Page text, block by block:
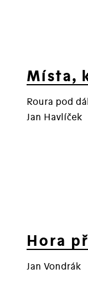
Místa,
Roura pod
Jan Havlíček
Hora
Jan Vondrák